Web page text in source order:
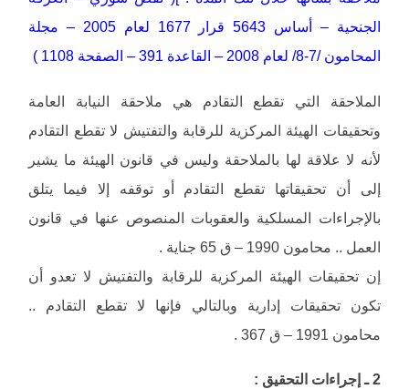
الجنحية – أساس 5643 قرار 1677 لعام 2005 – مجلة
المحامون /7-8/ لعام 2008 – القاعدة 391 – الصفحة 1108 )
الملاحقة التي تقطع التقادم هي ملاحقة النيابة العامة
وتحقيقات الهيئة المركزية للرقابة والتفتيش لا تقطع التقادم
لأنه لا علاقة لها بالملاحقة وليس في قانون الهيئة ما يشير
إلى أن تحقيقاتها تقطع التقادم أو توقفه إلا فيما يتلق
بالإجراءات المسلكية والعقوبات المنصوص عنها في قانون
العمل .. محامون 1990 – ق 65 جناية .
إن تحقيقات الهيئة المركزية للرقابة والتفتيش لا تعدو أن
تكون تحقيقات إدارية وبالتالي فإنها لا تقطع التقادم ..
محامون 1991 – ق 367 .
2 ـ إجراءات التحقيق :